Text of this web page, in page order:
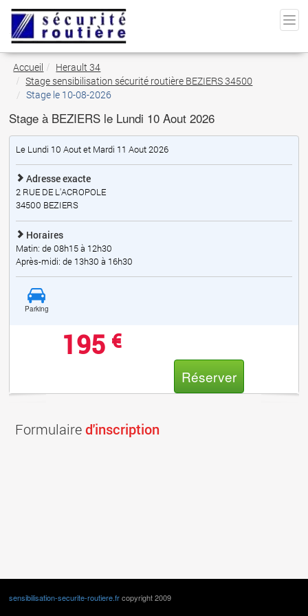
Accueil
Herault 34
Stage sensibilisation sécurité routière BEZIERS 34500
Stage le 10-08-2026
Stage à BEZIERS le Lundi 10 Aout 2026
Le Lundi 10 Aout et Mardi 11 Aout 2026
Adresse exacte
2 RUE DE L'ACROPOLE
34500 BEZIERS
Horaires
Matin: de 08h15 à 12h30
Après-midi: de 13h30 à 16h30
Parking
195 €
Réserver
Formulaired'inscription
sensibilisation-securite-routiere.frcopyright 2009